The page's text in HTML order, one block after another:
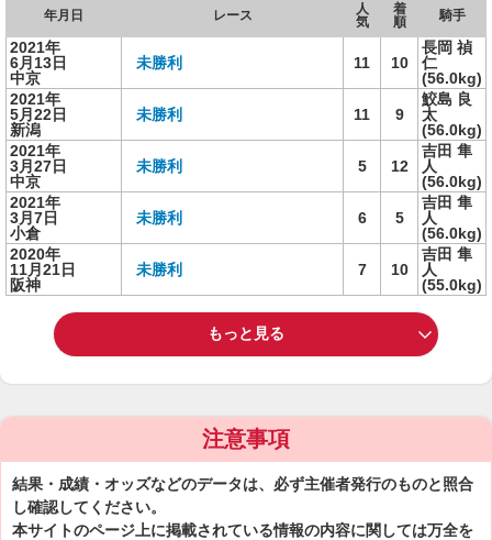
年月日 レース
人
気
着
順
騎手
2021年
6月13日
中京
未勝利 11 10
長岡 禎
仁
(56.0kg)
2021年
5月22日
新潟
未勝利 11 9
鮫島 良
太
(56.0kg)
2021年
3月27日
中京
未勝利 5 12
吉田 隼
人
(56.0kg)
2021年
3月7日
小倉
未勝利 6 5
吉田 隼
人
(56.0kg)
2020年
11月21日
阪神
未勝利 7 10
吉田 隼
人
(55.0kg)
もっと見る
注意事項
結果・成績・オッズなどのデータは、必ず主催者発行のものと照合
し確認してください。
本サイトのページ上に掲載されている情報の内容に関しては万全を